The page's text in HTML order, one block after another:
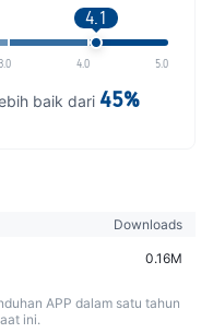
4.1
3.0 4.0 5.0
baik dari 45%
Downloads
0.16M
APP dalam satu tahun
ini.